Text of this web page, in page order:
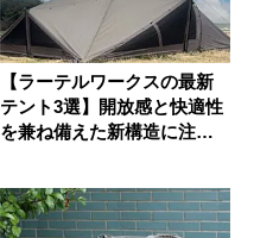
【ラーテルワークスの最新
テント3選】開放感と快適性
を兼ね備えた新構造に注